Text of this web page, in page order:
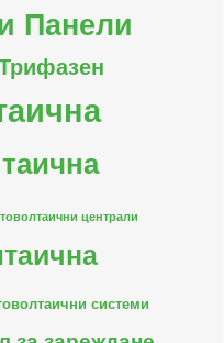
Панели
централи
системи